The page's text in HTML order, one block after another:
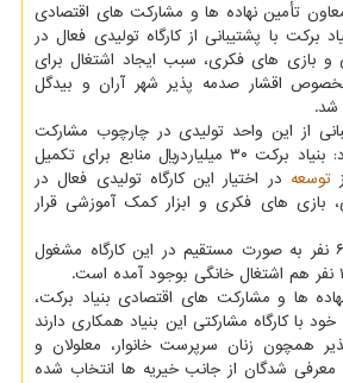
تأمین نهاده ها و مشارکت های اقتصادی
برکت با پشتیبانی از کارگاه تولیدی فعال در
و بازی های فکری، سبب ایجاد اشتغال برای
و بخصوص اقشار صدمه پذیر شهر آران و بیدگل
شد.
از این واحد تولیدی در چارچوب مشارکت
مدنی اشاره و اشاره کرد: بنیاد برکت ۳۰ میلیاردریال منابع برای تکمیل
توسعه در اختیار این کارگاه تولیدی فعال در
بازی های فکری و ابزار کمک آموزشی قرار
وی افزود: هم اکنون ۶۰ نفر به صورت مستقیم در این کارگاه مشغول
ها و مشارکت های اقتصادی بنیاد برکت،
با کارگاه مشارکتی این بنیاد همکاری دارند
همچون زنان سرپرست خانوار، معلولان و
و معرفی شدگان از جانب خیریه ها انتخاب شده